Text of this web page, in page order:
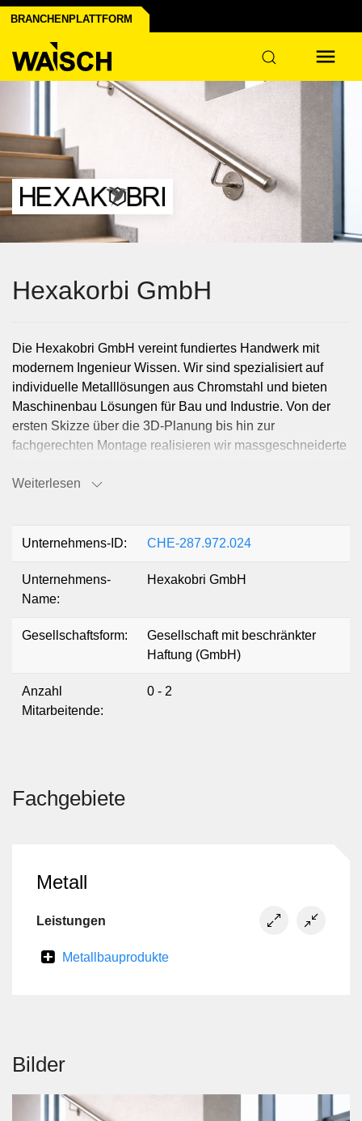
BRANCHENPLATTFORM
Hexakorbi GmbH
Die Hexakobri GmbH vereint fundiertes Handwerk mit
modernem Ingenieur Wissen. Wir sind spezialisiert auf
individuelle Metalllösungen aus Chromstahl und bieten
Maschinenbau Lösungen für Bau und Industrie. Von der
ersten Skizze über die 3D-Planung bis hin zur
fachgerechten Montage realisieren wir massgeschneiderte
und Ästhetik erfüllen.
Weiterlesen
Unternehmens-ID: CHE-287.972.024
Unternehmens-
Name:
Hexakobri GmbH
Gesellschaftsform:
Gesellschaft mit beschränkter
Haftung (GmbH)
Anzahl
Mitarbeitende:
0 - 2
Fachgebiete
Metall
Leistungen
Metallbauprodukte
Bilder